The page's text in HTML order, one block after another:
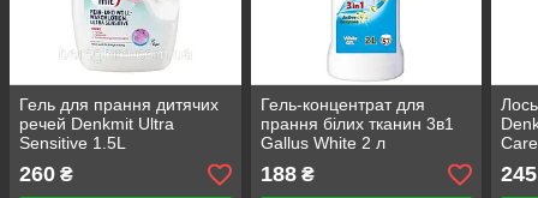
Гель для прання дитячих
речей Denkmit Ultra
Sensitive 1.5L
260 ₴
Гель-концентрат для
прання білих тканин 3в1
Gallus White 2 л
188₴ 245